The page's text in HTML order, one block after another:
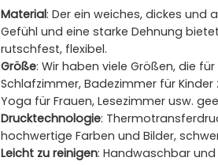
Material: Der ein weiches, dickes und
Gefühl und eine starke Dehnung
rutschfest, flexibel.
Größe: Wir haben viele Größen, die
Schlafzimmer, Badezimmer für Kinder
Yoga für Frauen, Lesezimmer usw.
Drucktechnologie:
hochwertige Farben und Bilder,
Leicht zu reinigen: Handwaschbar und